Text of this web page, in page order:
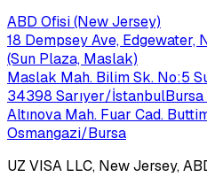
ABD Ofisi (New Jersey)
18 Dempsey Ave, Edgewater,
(Sun Plaza, Maslak)
Maslak Mah. Bilim Sk. No:5
34398 Sarıyer/İstanbul
Altınova Mah. Fuar Cad.
Osmangazi/Bursa
UZ VISA LLC, New Jersey,